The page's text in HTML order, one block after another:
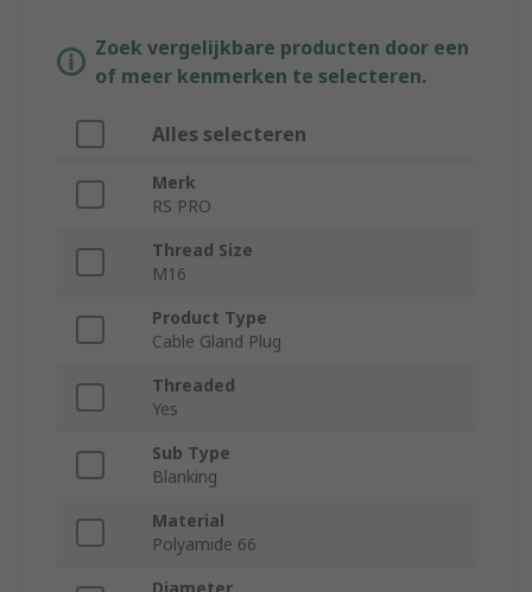
Zoek vergelijkbare producten door een
of meer kenmerken te selecteren.
Alles selecteren
Merk
RS PRO
Thread Size
M16
Product Type
Cable Gland Plug
Threaded
Yes
Sub Type
Blanking
Material
Polyamide 66